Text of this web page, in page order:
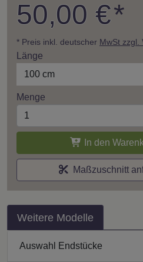
50,00 €*
* Preis inkl. deutscher MwSt zzgl.
Länge
100 cm
Menge
In den
Maßzuschnitt
Weitere Modelle
Auswahl Endstücke